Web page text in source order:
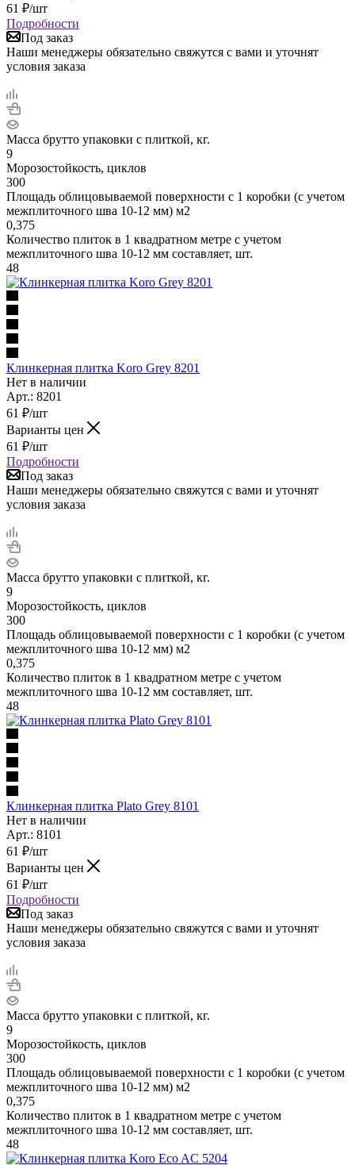
61 ₽/шт
Подробности
Под заказ
Наши менеджеры обязательно свяжутся с вами и уточнят
условия заказа
Масса брутто упаковки с плиткой, кг.
9
Морозостойкость, циклов
300
Площадь облицовываемой поверхности с 1 коробки (с учетом
межплиточного шва 10-12 мм) м2
0,375
Количество плиток в 1 квадратном метре с учетом
межплиточного шва 10-12 мм составляет, шт.
48
Клинкерная плитка Koro Grey 8201
Нет в наличии
Арт.: 8201
61 ₽/шт
Варианты цен
61 ₽/шт
Подробности
Под заказ
Наши менеджеры обязательно свяжутся с вами и уточнят
условия заказа
Масса брутто упаковки с плиткой, кг.
9
Морозостойкость, циклов
300
Площадь облицовываемой поверхности с 1 коробки (с учетом
межплиточного шва 10-12 мм) м2
0,375
Количество плиток в 1 квадратном метре с учетом
межплиточного шва 10-12 мм составляет, шт.
48
Клинкерная плитка Plato Grey 8101
Нет в наличии
Арт.: 8101
61 ₽/шт
Варианты цен
61 ₽/шт
Подробности
Под заказ
Наши менеджеры обязательно свяжутся с вами и уточнят
условия заказа
Масса брутто упаковки с плиткой, кг.
9
Морозостойкость, циклов
300
Площадь облицовываемой поверхности с 1 коробки (с учетом
межплиточного шва 10-12 мм) м2
0,375
Количество плиток в 1 квадратном метре с учетом
межплиточного шва 10-12 мм составляет, шт.
48